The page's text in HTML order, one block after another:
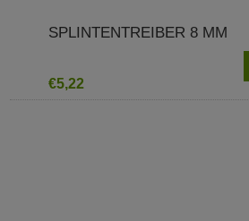
SPLINTENTREIBER 8 MM
€5,22